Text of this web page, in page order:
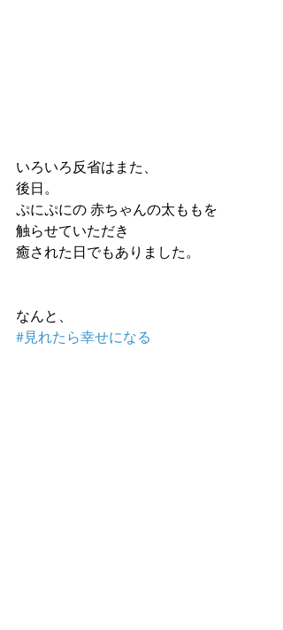
いろいろ反省はまた、
後日。
ぷにぷにの 赤ちゃんの太ももを
触らせていただき
癒された日でもありました。
なんと、
#見れたら幸せになる